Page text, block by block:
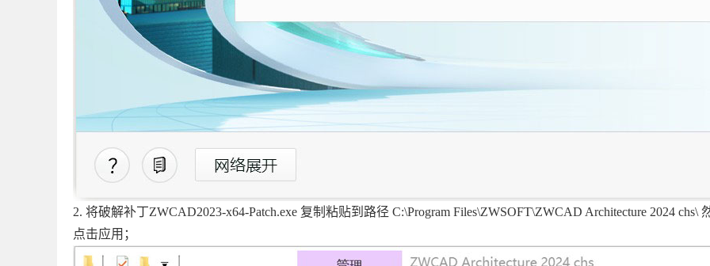
2. 将破解补丁ZWCAD2023-x64-Patch.exe 复制粘贴到路径 C:\Program Files\ZWSOFT\ZWCAD Architecture 2024 chs\
点击应用；